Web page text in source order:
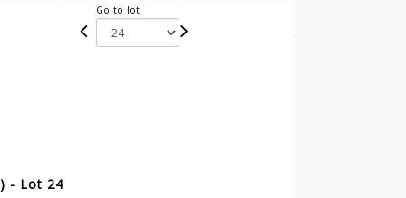
Go to lot
- Lot 24